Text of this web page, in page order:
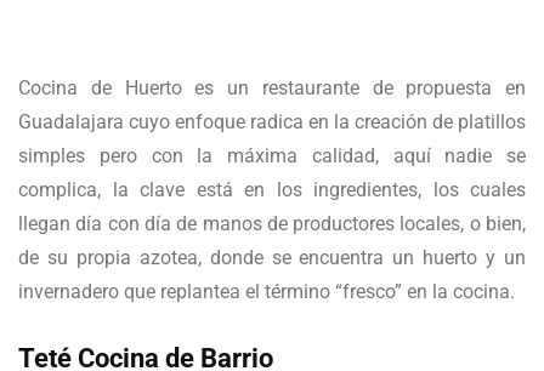
Cocina de Huerto es un restaurante de propuesta en
Guadalajara cuyo enfoque radica en la creación de platillos
simples pero con la máxima calidad, aquí nadie se
complica, la clave está en los ingredientes, los cuales
llegan día con día de manos de productores locales, o bien,
de su propia azotea, donde se encuentra un huerto y un
invernadero que replantea el término “fresco” en la cocina.
Teté Cocina de Barrio